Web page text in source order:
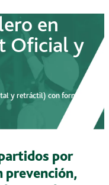
en
Oficial y
y retráctil) con formación
por
prevención,